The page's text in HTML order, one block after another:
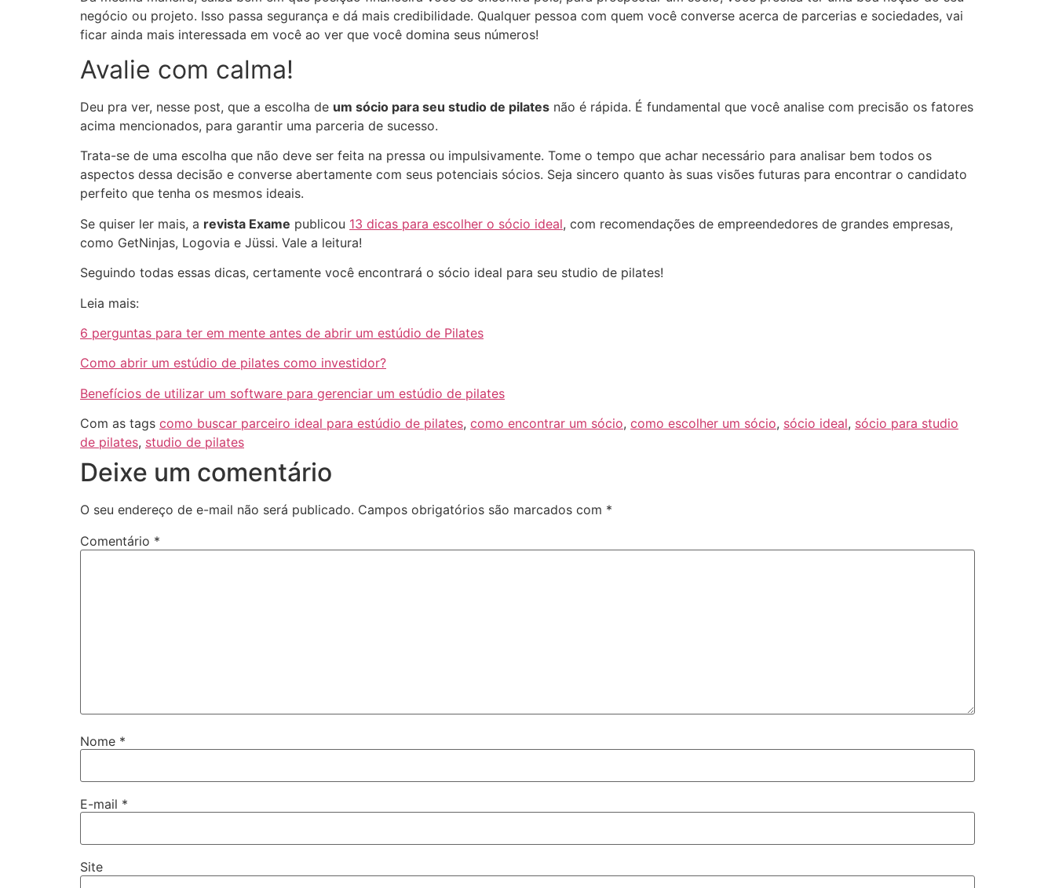
negócio ou projeto. Isso passa segurança e dá mais credibilidade. Qualquer pessoa com quem você converse acerca de parcerias e sociedades, vai
ficar ainda mais interessada em você ao ver que você domina seus números!
Avalie com calma!
Deu pra ver, nesse post, que a escolha de um sócio para seu studio de pilates não é rápida. É fundamental que você analise com precisão os fatores
acima mencionados, para garantir uma parceria de sucesso.
Trata-se de uma escolha que não deve ser feita na pressa ou impulsivamente. Tome o tempo que achar necessário para analisar bem todos os
aspectos dessa decisão e converse abertamente com seus potenciais sócios. Seja sincero quanto às suas visões futuras para encontrar o candidato
perfeito que tenha os mesmos ideais.
Se quiser ler mais, a revista Exame publicou 13 dicas para escolher o sócio ideal, com recomendações de empreendedores de grandes empresas,
como GetNinjas, Logovia e Jüssi. Vale a leitura!
Seguindo todas essas dicas, certamente você encontrará o sócio ideal para seu studio de pilates!
Leia mais:
6 perguntas para ter em mente antes de abrir um estúdio de Pilates
Como abrir um estúdio de pilates como investidor?
Benefícios de utilizar um software para gerenciar um estúdio de pilates
Com as tags como buscar parceiro ideal para estúdio de pilates, como encontrar um sócio, como escolher um sócio, sócio ideal, sócio para studio
de pilates, studio de pilates
Deixe um comentário
O seu endereço de e-mail não será publicado. Campos obrigatórios são marcados com *
Comentário *
Nome *
E-mail *
Site